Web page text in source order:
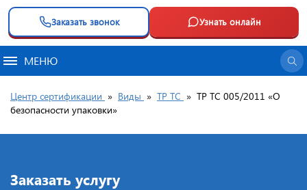
Заказать звонок Узнать онлайн
МЕНЮ
Центр сертификации » Виды » ТР ТС » ТР ТС 005/2011 «О
безопасности упаковки»
Заказать услугу